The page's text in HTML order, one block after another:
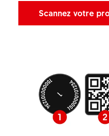
Scannez votre